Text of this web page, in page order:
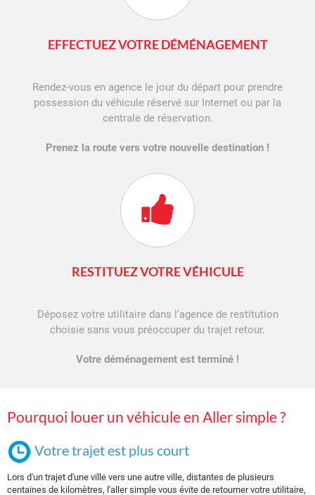
EFFECTUEZ VOTRE DÉMÉNAGEMENT
Rendez-vous en agence le jour du départ pour prendre
possession du véhicule réservé sur Internet ou par la
centrale de réservation.
Prenez la route vers votre nouvelle destination !
RESTITUEZ VOTRE VÉHICULE
Déposez votre utilitaire dans l'agence de restitution
choisie sans vous préoccuper du trajet retour.
Votre déménagement est terminé !
Pourquoi louer un véhicule en Aller simple ?
Votre trajet est plus court
Lors d'un trajet d'une ville vers une autre ville, distantes de plusieurs
centaines de kilomètres, l'aller simple vous évite de retourner votre utilitaire,